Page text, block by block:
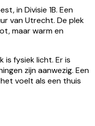
in Divisie 1B. Een
van Utrecht. De plek
maar warm en
fysiek licht. Er is
zijn aanwezig. Een
voelt als een thuis